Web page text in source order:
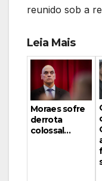
reunido sob a
Leia Mais
Moraes sofre
derrota
colossal…